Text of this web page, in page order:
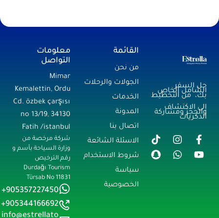
حل السفر
الشامل الخاص
بك، من التخطيط
إلى الاكتشاف
والحجز ومشاركة
الذكريات
القائمة
من نحن
الجولات والرحلات
الخدمات
المدونة
اتصال بنا
الاسئلة الشائعة
شروط الاستخدام
سياسة
الخصوصية
معلومات
التواصل
Mimar
Kemalettin, Ordu
Cd. özbek çarşısı
no 13/19, 34130
Fatih /istanbul
شركة مرخصة من
وزارة السياحة بأسم و
رقم الترخيص
Durdağı Tourism
Türsab No 11831
905357227450+
905344166692+
info@estrellato